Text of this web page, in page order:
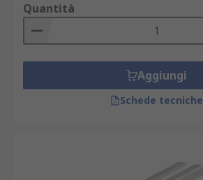
Quantità
Aggiungi
Schede tecniche